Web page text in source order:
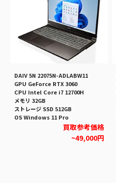
DAIV 5N 22075N-ADLABW11
GPU GeForce RTX 3060
CPU Intel Core i7 12700H
メモリ 32GB
ストレージ SSD 512GB
OS Windows 11 Pro
買取参考価格
~49,000円